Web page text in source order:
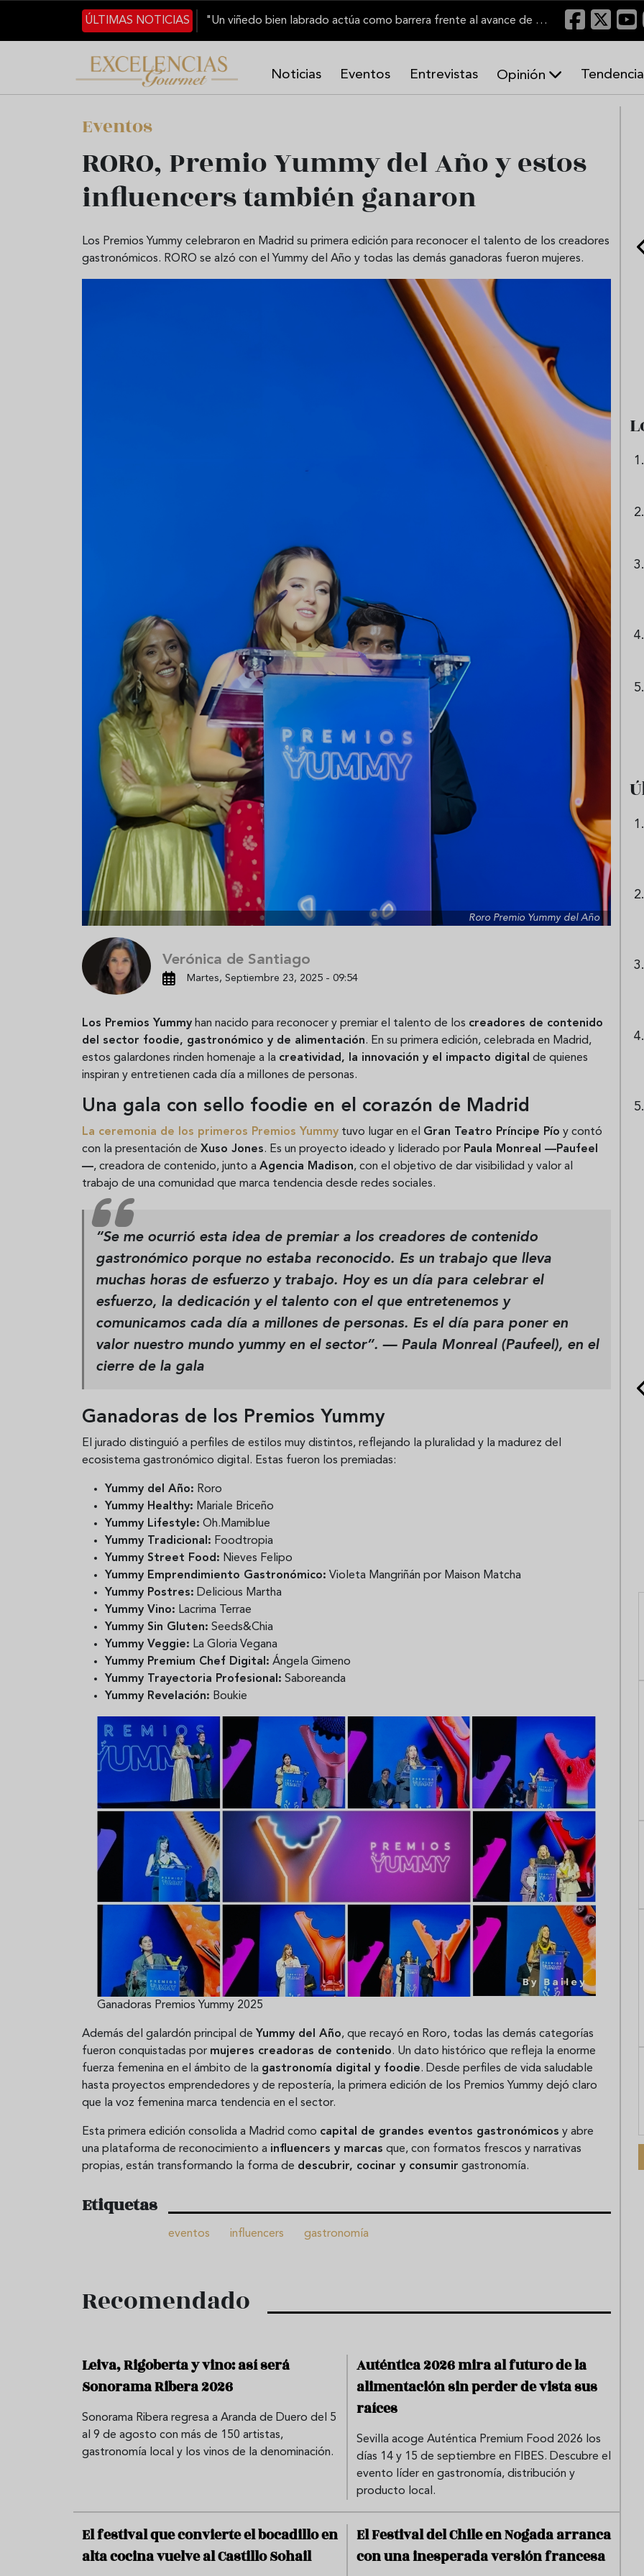
Pasar al contenido principal
ÚLTIMAS NOTICIAS
"Un viñedo bien labrado actúa como barrera frente al avance de las llamas"
Noticias Eventos Entrevistas Opinión
n
Eventos
RORO, Premio Yummy del Año y estos
influencers también ganaron
Los Premios Yummy celebraron en Madrid su primera edición para reconocer el talento de los creadores
gastronómicos. RORO se alzó con el Yummy del Año y todas las demás ganadoras fueron mujeres.
Roro Premio Yummy del Año
Verónica de Santiago
Martes, Septiembre 23, 2025 - 09:54
Los Premios Yummy han nacido para reconocer y premiar el talento de los creadores de contenido
del sector foodie, gastronómico y de alimentación. En su primera edición, celebrada en Madrid,
estos galardones rinden homenaje a la creatividad, la innovación y el impacto digital de quienes
inspiran y entretienen cada día a millones de personas.
Una gala con sello foodie en el corazón de Madrid
La ceremonia de los primeros Premios Yummy tuvo lugar en el Gran Teatro Príncipe Pío y contó
con la presentación de Xuso Jones. Es un proyecto ideado y liderado por Paula Monreal —Paufeel
—, creadora de contenido, junto a Agencia Madison, con el objetivo de dar visibilidad y valor al
trabajo de una comunidad que marca tendencia desde redes sociales.
“Se me ocurrió esta idea de premiar a los creadores de contenido
gastronómico porque no estaba reconocido. Es un trabajo que lleva
muchas horas de esfuerzo y trabajo. Hoy es un día para celebrar el
esfuerzo, la dedicación y el talento con el que entretenemos y
comunicamos cada día a millones de personas. Es el día para poner en
valor nuestro mundo yummy en el sector”. — Paula Monreal (Paufeel), en el
cierre de la gala
Ganadoras de los Premios Yummy
El jurado distinguió a perfiles de estilos muy distintos, reflejando la pluralidad y la madurez del
ecosistema gastronómico digital. Estas fueron los premiadas:
Yummy del Año: Roro
Yummy Healthy: Mariale Briceño
Yummy Lifestyle: Oh.Mamiblue
Yummy Tradicional: Foodtropia
Yummy Street Food: Nieves Felipo
Yummy Emprendimiento Gastronómico: Violeta Mangriñán por Maison Matcha
Yummy Postres: Delicious Martha
Yummy Vino: Lacrima Terrae
Yummy Sin Gluten: Seeds&Chia
Yummy Veggie: La Gloria Vegana
Yummy Premium Chef Digital: Ángela Gimeno
Yummy Trayectoria Profesional: Saboreanda
Yummy Revelación: Boukie
Ganadoras Premios Yummy 2025
Además del galardón principal de Yummy del Año, que recayó en Roro, todas las demás categorías
fueron conquistadas por mujeres creadoras de contenido. Un dato histórico que refleja la enorme
fuerza femenina en el ámbito de la gastronomía digital y foodie. Desde perfiles de vida saludable
hasta proyectos emprendedores y de repostería, la primera edición de los Premios Yummy dejó claro
que la voz femenina marca tendencia en el sector.
Esta primera edición consolida a Madrid como capital de grandes eventos gastronómicos y abre
una plataforma de reconocimiento a influencers y marcas que, con formatos frescos y narrativas
propias, están transformando la forma de descubrir, cocinar y consumir gastronomía.
Etiquetas
eventos influencers gastronomía
Recomendado
Leiva, Rigoberta y vino: así será
Sonorama Ribera 2026
Sonorama Ribera regresa a Aranda de Duero del 5
al 9 de agosto con más de 150 artistas,
gastronomía local y los vinos de la denominación.
Auténtica 2026 mira al futuro de la
alimentación sin perder de vista sus
raíces
Sevilla acoge Auténtica Premium Food 2026 los
días 14 y 15 de septiembre en FIBES. Descubre el
evento líder en gastronomía, distribución y
producto local.
El festival que convierte el bocadillo en
alta cocina vuelve al Castillo Sohail
El Festival del Chile en Nogada arranca
con una inesperada versión francesa
Sopa fría de sandía: el plato
Cinco cremas frías de verduras
que querrás repetir todo agosto